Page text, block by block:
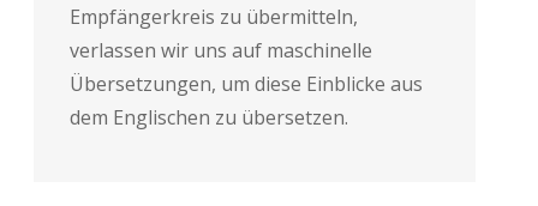
Empfängerkreis zu übermitteln,
verlassen wir uns auf maschinelle
Übersetzungen, um diese Einblicke aus
dem Englischen zu übersetzen.